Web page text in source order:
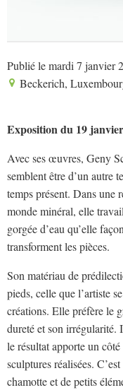
Publié le mardi 7 janvier
Beckerich,
Exposition du 19
Avec ses œuvres, Geny
semblent être d’un autre
temps présent. Dans une
monde minéral, elle
gorgée d’eau qu’elle
transforment les pièces.
Son matériau de
pieds, celle que l’artiste
créations. Elle préfère le
dureté et son irrégularité.
le résultat apporte un
sculptures réalisées.
chamotte et de petits